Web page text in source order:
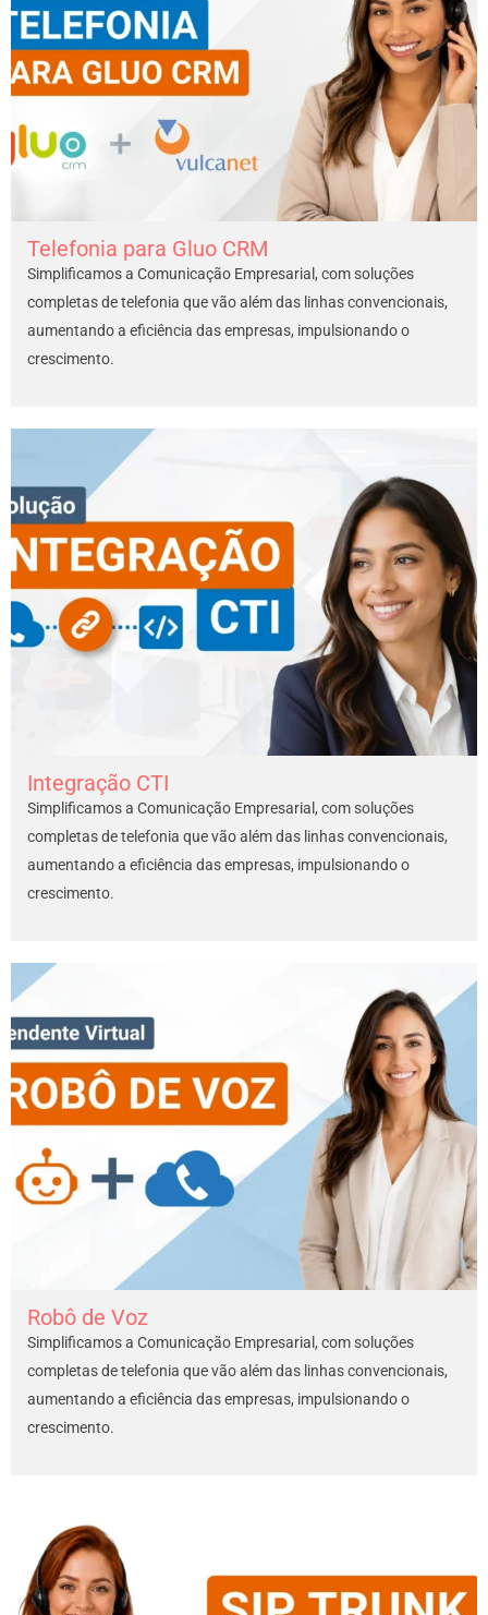
Telefonia para Gluo CRM
Simplificamos a Comunicação Empresarial, com soluções
completas de telefonia que vão além das linhas convencionais,
aumentando a eficiência das empresas, impulsionando o
crescimento.
Integração CTI
Simplificamos a Comunicação Empresarial, com soluções
completas de telefonia que vão além das linhas convencionais,
aumentando a eficiência das empresas, impulsionando o
crescimento.
Robô de Voz
Simplificamos a Comunicação Empresarial, com soluções
completas de telefonia que vão além das linhas convencionais,
aumentando a eficiência das empresas, impulsionando o
crescimento.